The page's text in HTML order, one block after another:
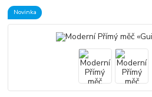
Novinka